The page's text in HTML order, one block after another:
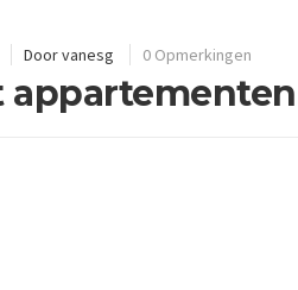
Doorvanesg 0 Opmerkingen
appartementen